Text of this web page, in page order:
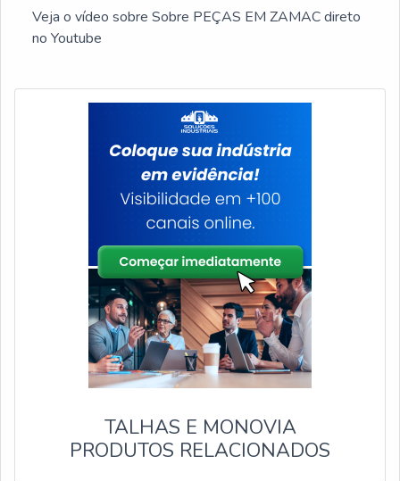
Veja o vídeo sobre Sobre PEÇAS EM ZAMAC direto
no Youtube
TALHAS E MONOVIA
PRODUTOS RELACIONADOS